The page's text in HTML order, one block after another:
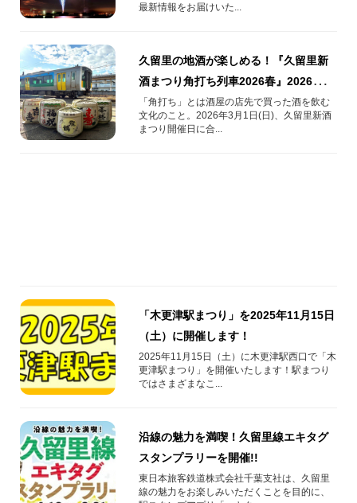
最新情報をお届けいた...
久留里の地酒が楽しめる！『久留里新
酒まつり角打ち列車2026春』2026年3
月1日(日)運行
「角打ち」とは酒屋の店先で買った酒を飲む
文化のこと。2026年3月1日(日)、久留里新酒
まつり開催日に合...
「木更津駅まつり」を2025年11月15日
（土）に開催します！
2025年11月15日（土）に木更津駅西口で「木
更津駅まつり」を開催いたします！駅まつり
ではさまざまなこ...
沿線の魅力を満喫！久留里線エキタグ
スタンプラリーを開催!!
東日本旅客鉄道株式会社千葉支社は、久留里
線の魅力をお楽しみいただくことを目的に、